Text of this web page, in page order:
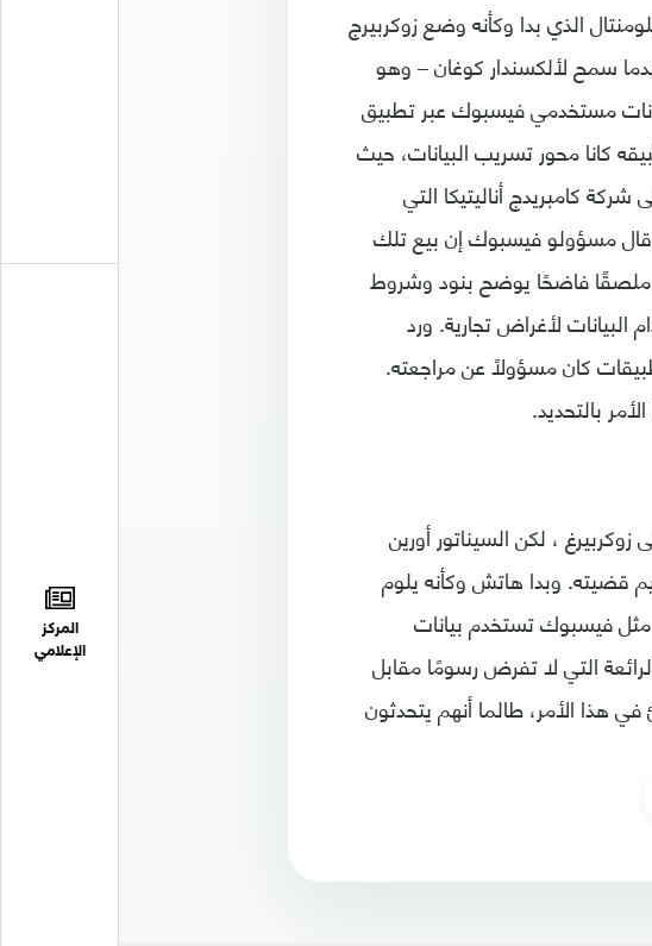
المركز
الإعلامي
الذي بدا وكأنه وضع زوكربيرج
سمح لألكسندار كوغان – وهو
مستخدمي فيسبوك عبر تطبيق
كانا محور تسريب البيانات، حيث
كامبريدج أناليتيكا التي
مسؤولو فيسبوك إن بيع تلك
ملصقًا فاضحًا يوضح بنود وشروط
لأغراض تجارية. ورد
كان مسؤولًا عن مراجعته.
بالتحديد.
، لكن السيناتور أورين
قضيته. وبدا هاتش وكأنه يلوم
فيسبوك تستخدم بيانات
التي لا تفرض رسومًا مقابل
هذا الأمر، طالما أنهم يتحدثون